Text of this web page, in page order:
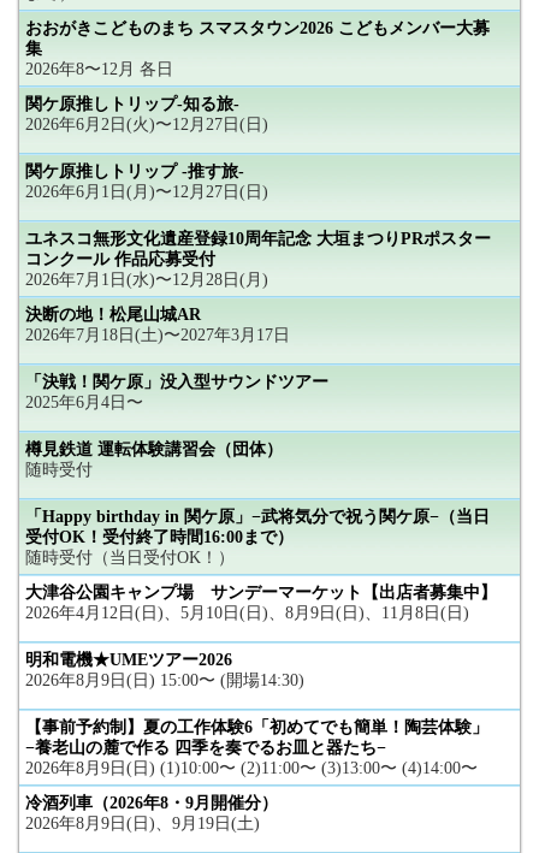
おおがきこどものまち スマスタウン2026 こどもメンバー大募
集
2026年8〜12月 各日
関ケ原推しトリップ-知る旅-
2026年6月2日(火)〜12月27日(日)
関ケ原推しトリップ -推す旅-
2026年6月1日(月)〜12月27日(日)
ユネスコ無形文化遺産登録10周年記念 大垣まつりPRポスター
コンクール 作品応募受付
2026年7月1日(水)〜12月28日(月)
決断の地！松尾山城AR
2026年7月18日(土)〜2027年3月17日
「決戦！関ケ原」没入型サウンドツアー
2025年6月4日〜
樽見鉄道 運転体験講習会（団体）
随時受付
「Happy birthday in 関ケ原」−武将気分で祝う関ケ原−（当日
受付OK！受付終了時間16:00まで）
随時受付（当日受付OK！）
大津谷公園キャンプ場 サンデーマーケット【出店者募集中】
2026年4月12日(日)、5月10日(日)、8月9日(日)、11月8日(日)
明和電機★UMEツアー2026
2026年8月9日(日) 15:00〜 (開場14:30)
【事前予約制】夏の工作体験6「初めてでも簡単！陶芸体験」
−養老山の麓で作る 四季を奏でるお皿と器たち−
2026年8月9日(日) (1)10:00〜 (2)11:00〜 (3)13:00〜 (4)14:00〜
冷酒列車（2026年8・9月開催分）
2026年8月9日(日)、9月19日(土)